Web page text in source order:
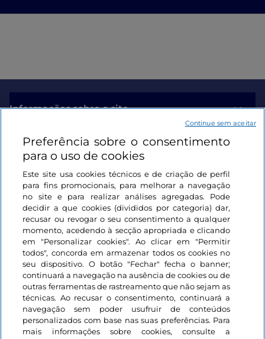
Informações sobre o site
Ligações úteis
Iniciar sessão
Mantenha-se em contacto
Preferência sobre o consentimento
para o uso de cookies
Este site usa cookies técnicos e de criação de perfil
para fins promocionais, para melhorar a navegação
no site e para realizar análises agregadas. Pode
decidir a que cookies (divididos por categoria) dar,
recusar ou revogar o seu consentimento a qualquer
momento, acedendo à secção apropriada e clicando
em "Personalizar cookies". Ao clicar em "Permitir
todos", concorda em armazenar todos os cookies no
seu dispositivo. O botão "Fechar" fecha o banner;
continuará a navegação na ausência de cookies ou de
outras ferramentas de rastreamento que não sejam as
técnicas. Ao recusar o consentimento, continuará a
navegação sem poder usufruir de conteúdos
personalizados com base nas suas preferências. Para
mais informações sobre cookies, consulte a
Continue sem aceitar